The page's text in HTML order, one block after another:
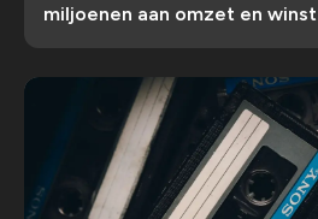
miljoenen aan omzet en winst